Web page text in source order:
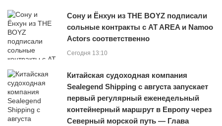
Сону и Ёнхун из THE BOYZ подписали
сольные контракты с AT AREA и Namoo
Actors соответственно
Сегодня 13:10
Китайская судоходная компания
Sealegend Shipping с августа запускает
первый регулярный еженедельный
контейнерный маршрут в Европу через
Северный морской путь — Глава